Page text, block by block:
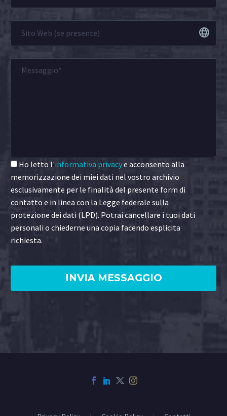
Ho letto l'informativa privacye acconsento alla
memorizzazione dei miei dati nel vostro archivio
esclusivamente per le finalità del presente form di
contatto e in linea con la Legge federale sulla
protezione dei dati (LPD). Potrai cancellare i tuoi dati
personali o chiederne una copia facendo esplicita
richiesta.